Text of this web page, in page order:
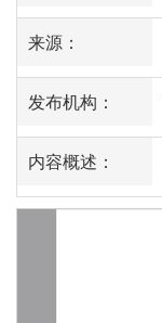
来源：
发布机构：
内容概述：